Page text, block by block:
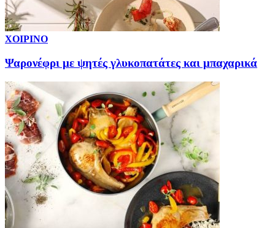
ΧΟΙΡΙΝΟ
Ψαρονέφρι με ψητές γλυκοπατάτες και μπαχαρικά